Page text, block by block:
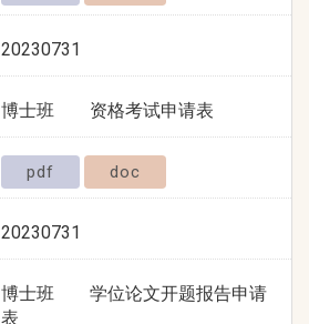
20230731
博士班 资格考试申请表
pdf doc
20230731
博士班 学位论文开题报告申请
表